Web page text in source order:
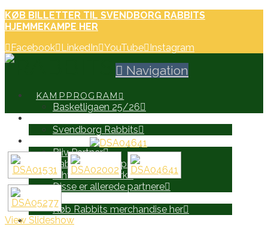
KØB BILLETTER TIL SVENDBORG RABBITS
HJEMMEKAMPE HER
Facebook LinkedIn YouTube Instagram
Navigation
KAMPPROGRAM
Basketligaen 25/26
Svendborg Rabbits
PARTNERE
Bliv Partner
Rabbits Partnerprospekt
Erhvervsnetværk
Disse er allerede partnere
WEB SHOP
Køb Rabbits merchandise her
SEARCH
View Slideshow